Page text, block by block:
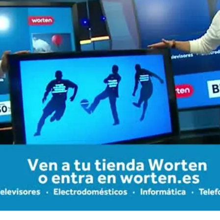
WhatsappFacebook
X
de Jugones Edu Aguirre